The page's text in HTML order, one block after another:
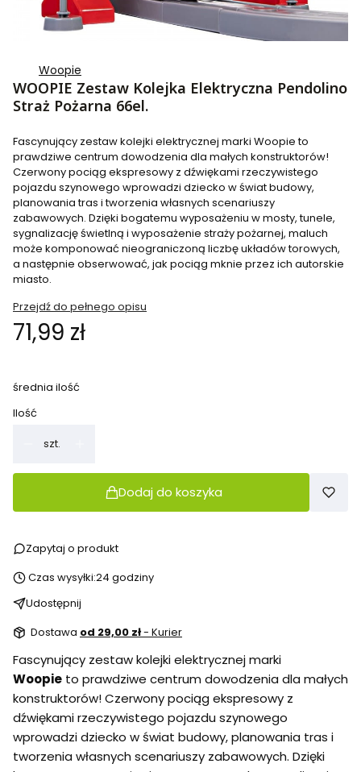
Woopie
WOOPIE Zestaw Kolejka Elektryczna Pendolino
Straż Pożarna 66el.
Fascynujący zestaw kolejki elektrycznej marki Woopie to
prawdziwe centrum dowodzenia dla małych konstruktorów!
Czerwony pociąg ekspresowy z dźwiękami rzeczywistego
pojazdu szynowego wprowadzi dziecko w świat budowy,
planowania tras i tworzenia własnych scenariuszy
zabawowych. Dzięki bogatemu wyposażeniu w mosty, tunele,
sygnalizację świetlną i wyposażenie straży pożarnej, maluch
może komponować nieograniczoną liczbę układów torowych,
a następnie obserwować, jak pociąg mknie przez ich autorskie
miasto.
Przejdź do pełnego opisu
Cena
71,99 zł
średnia ilość
Ilość
szt.
Dodaj do koszyka
Zapytaj o produkt
Czas wysyłki:24 godziny
Udostępnij
Dostawa od 29,00 zł- Kurier
Fascynujący zestaw kolejki elektrycznej marki
Woopie to prawdziwe centrum dowodzenia dla małych
konstruktorów! Czerwony pociąg ekspresowy z
dźwiękami rzeczywistego pojazdu szynowego
wprowadzi dziecko w świat budowy, planowania tras i
tworzenia własnych scenariuszy zabawowych. Dzięki